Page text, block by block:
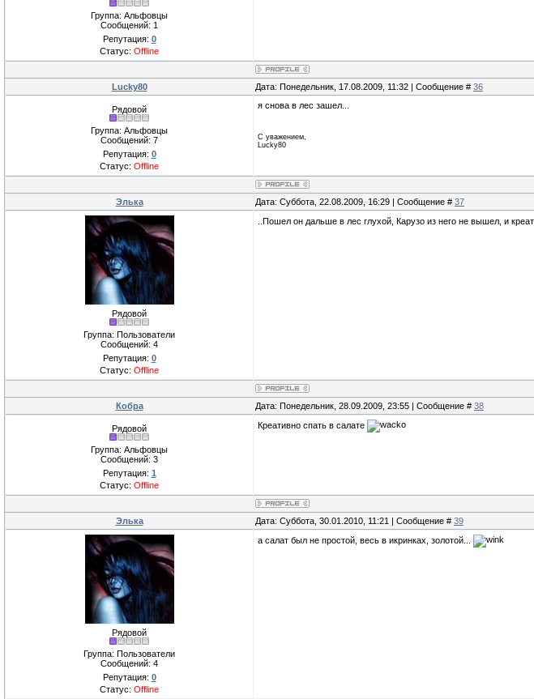
Группа: Альфовцы
Сообщений: 1
Репутация: 0
Статус: Offline
Lucky80 Дата: Понедельник, 17.08.2009, 11:32 | Сообщение # 36
Рядовой
Группа: Альфовцы
Сообщений: 7
Репутация: 0
Статус: Offline
я снова в лес зашел...
C уважением,
Lucky80
Элька Дата: Суббота, 22.08.2009, 16:29 | Сообщение # 37
Рядовой
Группа: Пользователи
Сообщений: 4
Репутация: 0
Статус: Offline
..Пошел он дальше в лес глухой, Карузо из него не вышел, и
Кобра Дата: Понедельник, 28.09.2009, 23:55 | Сообщение # 38
Рядовой
Группа: Альфовцы
Сообщений: 3
Репутация: 1
Статус: Offline
Креативно спать в салате
Элька Дата: Суббота, 30.01.2010, 11:21 | Сообщение # 39
Рядовой
Группа: Пользователи
Сообщений: 4
Репутация: 0
Статус: Offline
а салат был не простой, весь в икринках, золотой...